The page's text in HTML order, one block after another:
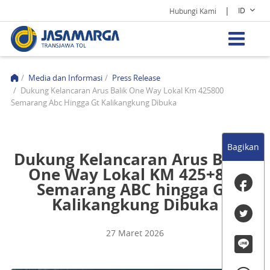
Hubungi Kami | ID
/ Media dan Informasi / Press Release
/ Dukung Kelancaran Arus Balik One Way Lokal Km 425800
Semarang Abc Hingga Gt Kalikangkung Dibuka
Dukung Kelancaran Arus Balik,
One Way Lokal KM 425+800
Semarang ABC hingga GT
Kalikangkung Dibuka
27 Maret 2026
Bagikan